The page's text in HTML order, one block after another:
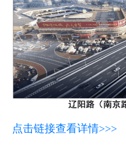
点击链接查看详情>>>